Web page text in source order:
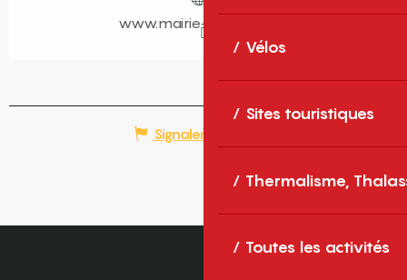
Vélos
Sites touristiques
Thermalisme,
Toutes les activités
www.mairie-perpignan.fr
Signaler une erreur